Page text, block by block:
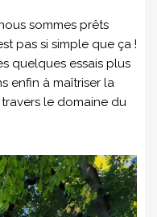
sommes prêts
pas si simple que ça !
quelques essais plus
enfin à maîtriser la
le domaine du